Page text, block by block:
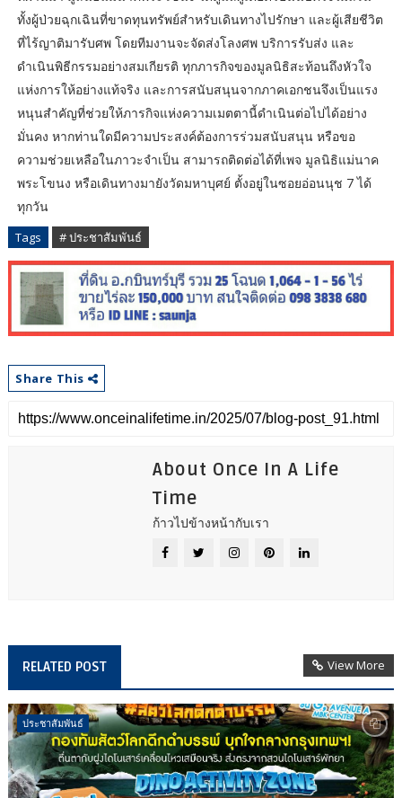
ทั้งผู้ป่วยฉุกเฉินที่ขาดทุนทรัพย์สำหรับเดินทางไปรักษา และผู้เสียชีวิต
ที่ไร้ญาติมารับศพ โดยทีมงานจะจัดส่งโลงศพ บริการรับส่ง และ
ดำเนินพิธีกรรมอย่างสมเกียรติ ทุกภารกิจของมูลนิธิสะท้อนถึงหัวใจ
แห่งการให้อย่างแท้จริง และการสนับสนุนจากภาคเอกชนจึงเป็นแรง
หนุนสำคัญที่ช่วยให้ภารกิจแห่งความเมตตานี้ดำเนินต่อไปได้อย่าง
มั่นคง หากท่านใดมีความประสงค์ต้องการร่วมสนับสนุน หรือขอ
ความช่วยเหลือในภาวะจำเป็น สามารถติดต่อได้ที่เพจ มูลนิธิแม่นาค
พระโขนง หรือเดินทางมายังวัดมหาบุศย์ ตั้งอยู่ในซอยอ่อนนุช 7 ได้
ทุกวัน
Tags # ประชาสัมพันธ์
Share This
About Once In A Life
Time
ก้าวไปข้างหน้ากับเรา
RELATED POST View More
ประชาสัมพันธ์